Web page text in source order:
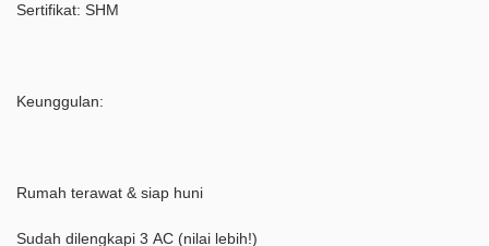
Sertifikat: SHM
Keunggulan:
Rumah terawat & siap huni
Sudah dilengkapi 3 AC (nilai lebih!)